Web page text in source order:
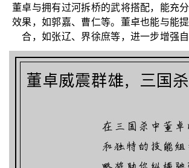
董卓与拥有过河拆桥的武将搭配，能充
效果，如郭嘉、曹仁等。董卓也能与能
合，如张辽、界徐庶等，进一步增强自